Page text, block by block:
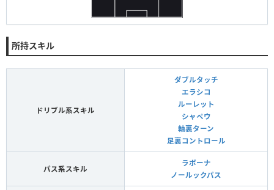
所持スキル
ドリブル系スキル
ダブルタッチ
エラシコ
ルーレット
シャペウ
軸裏ターン
足裏コントロール
パス系スキル
ラボーナ
ノールックパス